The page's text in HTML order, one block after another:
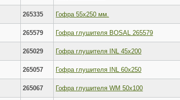
265335 Гофра 55x250 мм.
265579 Гофра глушителя BOSAL 265579
265029 Гофра глушителя INL 45x200
265057 Гофра глушителя INL 60x250
265067 Гофра глушителя WM 50x100